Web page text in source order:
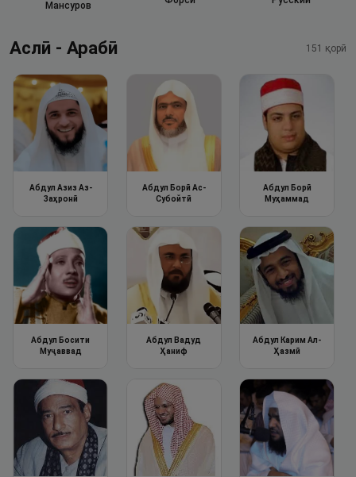
Мансуров
Аслӣ - Арабӣ 151 қорӣ
Абдул Азиз Аз-
Заҳронӣ
Абдул Борӣ Ас-
Субойтӣ
Абдул Борӣ
Муҳаммад
Абдул Босити
Муҷаввад
Абдул Вадуд
Ҳаниф
Абдул Карим Ал-
Ҳазмӣ